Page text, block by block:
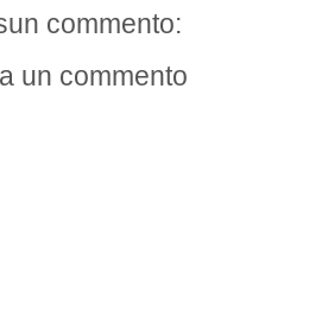
commento:
un commento